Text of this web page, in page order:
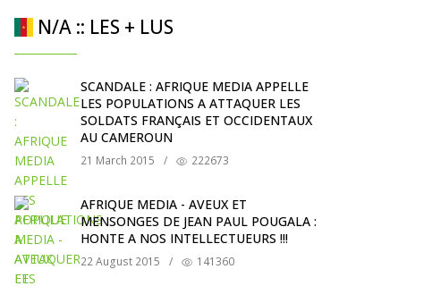
N/A :: LES + LUS
SCANDALE : AFRIQUE MEDIA APPELLE
LES POPULATIONS A ATTAQUER LES
SOLDATS FRANÇAIS ET OCCIDENTAUX
AU CAMEROUN
21 March 2015 / 222673
AFRIQUE MEDIA - AVEUX ET
MENSONGES DE JEAN PAUL POUGALA :
HONTE A NOS INTELLECTUEURS !!!
22 August 2015 / 141360